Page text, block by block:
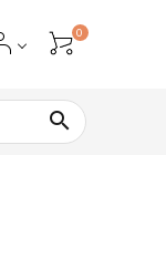
0
search